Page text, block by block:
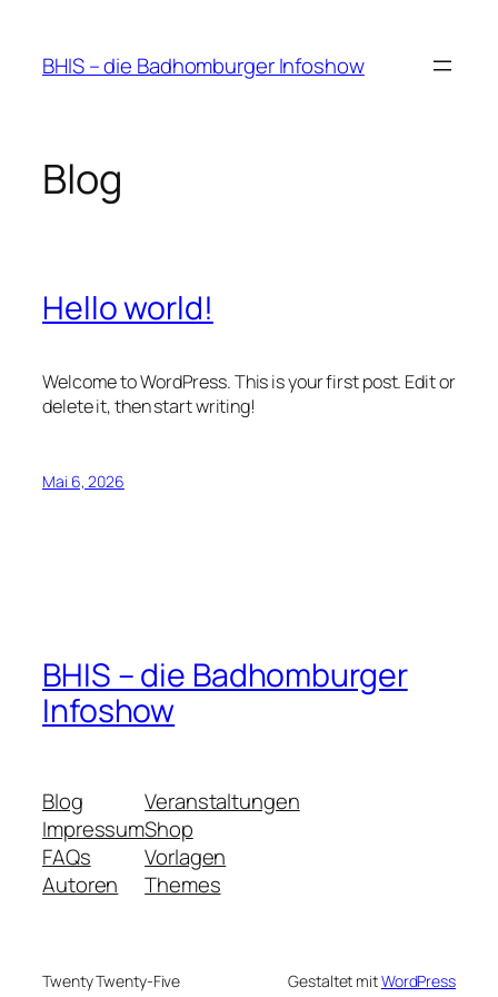
springen
BHIS – die Badhomburger Infoshow
Blog
Hello world!
Welcome to WordPress. This is your first post. Edit or
delete it, then start writing!
Mai 6, 2026
BHIS – die Badhomburger
Infoshow
Blog
Impressum
FAQs
Autoren
Veranstaltungen
Shop
Vorlagen
Themes
Twenty Twenty-Five Gestaltet mitWordPress